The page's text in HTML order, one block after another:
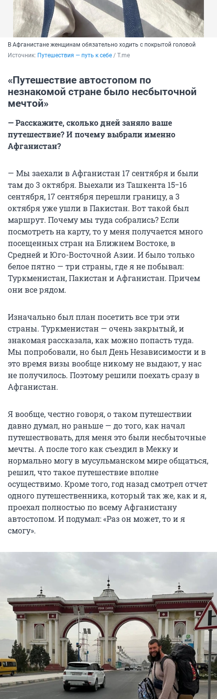
В Афганистане женщинам обязательно ходить с покрытой головой
Источник: Путешествия — путь к себе / Т.me
«Путешествие автостопом по
незнакомой стране было несбыточной
мечтой»
— Расскажите, сколько дней заняло ваше
путешествие? И почему выбрали именно
Афганистан?
— Мы заехали в Афганистан 17 сентября и были
там до 3 октября. Выехали из Ташкента 15−16
сентября, 17 сентября перешли границу, а 3
октября уже ушли в Пакистан. Вот такой был
маршрут. Почему мы туда собрались? Если
посмотреть на карту, то у меня получается много
посещенных стран на Ближнем Востоке, в
Средней и Юго-Восточной Азии. И было только
белое пятно — три страны, где я не побывал:
Туркменистан, Пакистан и Афганистан. Причем
они все рядом.
Изначально был план посетить все три эти
страны. Туркменистан — очень закрытый, и
знакомая рассказала, как можно попасть туда.
Мы попробовали, но был День Независимости и в
это время визы вообще никому не выдают, у нас
не получилось. Поэтому решили поехать сразу в
Афганистан.
Я вообще, честно говоря, о таком путешествии
давно думал, но раньше — до того, как начал
путешествовать, для меня это были несбыточные
мечты. А после того как съездил в Мекку и
нормально могу в мусульманском мире общаться,
решил, что такое путешествие вполне
осуществимо. Кроме того, год назад смотрел отчет
одного путешественника, который так же, как и я,
проехал полностью по всему Афганистану
автостопом. И подумал: «Раз он может, то и я
смогу».